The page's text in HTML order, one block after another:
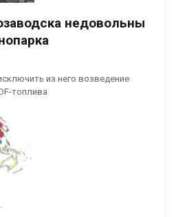
недовольны
из него возведение
топлива